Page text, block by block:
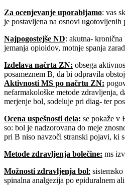
Za ocenjevanje uporabljamo: vas
je postavljena na osnovi ugotovljenih
Najpogostejše ND: akutna-
jemanja opioidov, motnje spanja
Izdelava načrta ZN: obsega
posameznem B, da bi odpravila
Aktivnosti MS po načrtu ZN:
nefarmakološke metode zdravljenja,
merjenje bol, sodeluje pri diag- ter
Ocena uspešnosti dela: se pokaže v
so: bol je nadzorovana do meje
pri B niso navzoči stranski pojavi, ki
Metode zdravljenja bolečine: ms
Možnosti zdravljenja bol:
spinalna analgezija po epiduralnem